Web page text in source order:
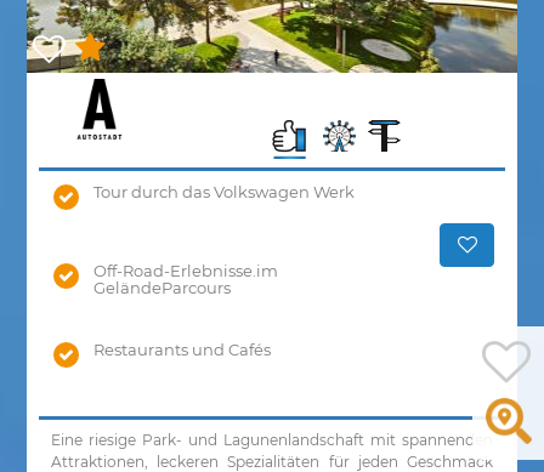
Tour durch das Volkswagen Werk
Off-Road-Erlebnisse.im
GeländeParcours
Restaurants und Cafés
Eine riesige Park- und Lagunenlandschaft mit spannenden
Attraktionen, leckeren Spezialitäten für jeden Geschmack